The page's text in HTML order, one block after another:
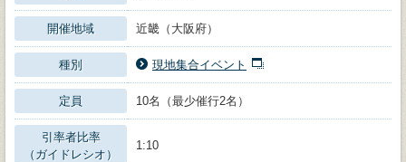
開催地域 近畿（大阪府）
種別 現地集合イベント
定員 10名（最少催行2名）
引率者比率
（ガイドレシオ）
1:10